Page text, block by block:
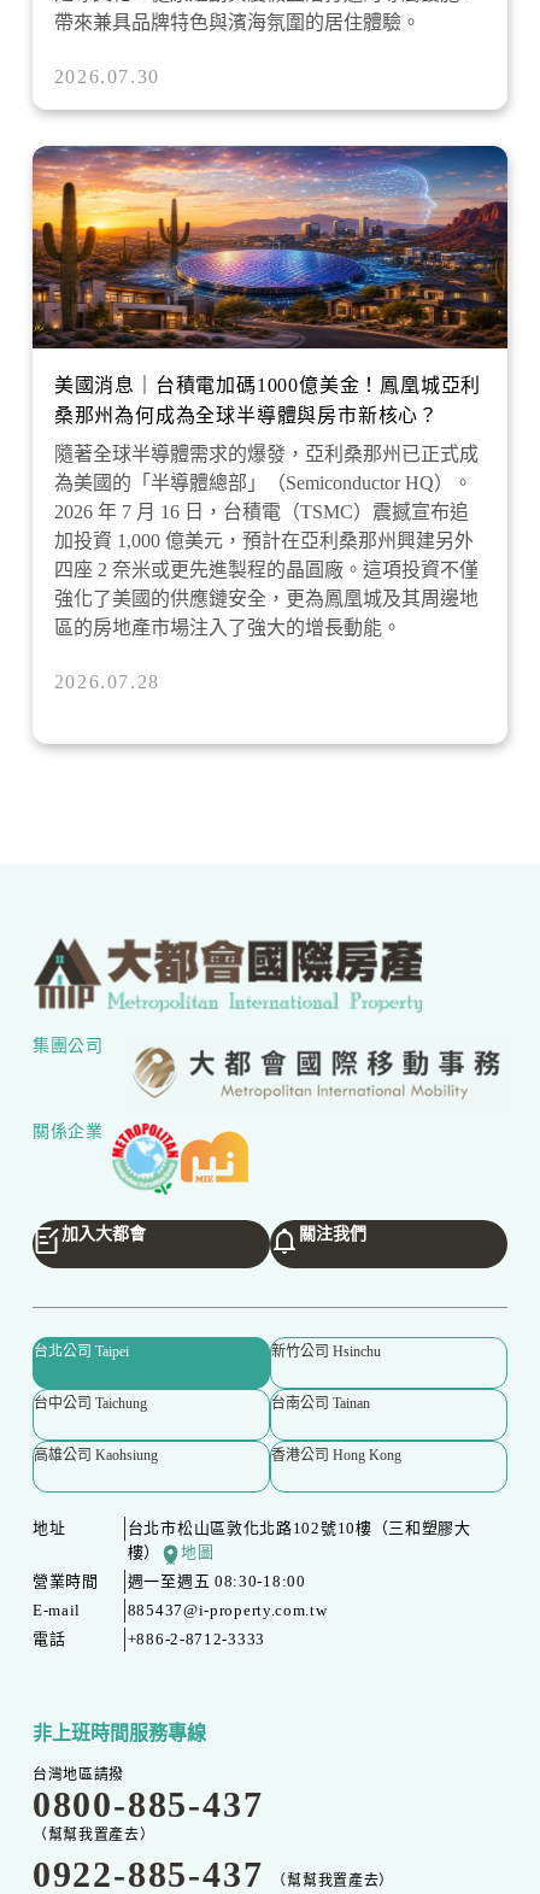
帶來兼具品牌特色與濱海氛圍的居住體驗。
2026.07.30
美國消息｜台積電加碼1000億美金！鳳凰城亞利
桑那州為何成為全球半導體與房市新核心？
隨著全球半導體需求的爆發，亞利桑那州已正式成
為美國的「半導體總部」（Semiconductor HQ）。
2026 年 7 月 16 日，台積電（TSMC）震撼宣布追
加投資 1,000 億美元，預計在亞利桑那州興建另外
四座 2 奈米或更先進製程的晶圓廠。這項投資不僅
強化了美國的供應鏈安全，更為鳳凰城及其周邊地
區的房地產市場注入了強大的增長動能。
2026.07.28
集團公司
關係企業
加入大都會 關注我們
台北公司 Taipei 新竹公司 Hsinchu
台中公司 Taichung 台南公司 Tainan
高雄公司 Kaohsiung 香港公司 Hong Kong
地址
台北市松山區敦化北路102號10樓（三和塑膠大
樓）
地圖
營業時間
週一至週五 08:30-18:00
E-mail
885437@i-property.com.tw
電話
+886-2-8712-3333
非上班時間服務專線
台灣地區請撥
0800-885-437
（幫幫我置產去）
0922-885-437 （幫幫我置產去）